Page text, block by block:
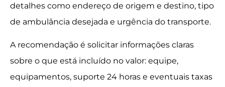
detalhes como endereço de origem e destino, tipo
de ambulância desejada e urgência do transporte.
A recomendação é solicitar informações claras
sobre o que está incluído no valor: equipe,
equipamentos, suporte 24 horas e eventuais taxas